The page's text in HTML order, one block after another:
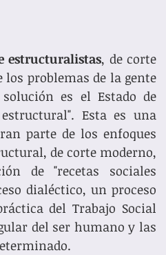
estructuralistas, de corte
los problemas de la gente
es el Estado de
Esta es una
parte de los enfoques
de corte moderno,
de "recetas sociales
dialéctico, un proceso
del Trabajo Social
del ser humano y las